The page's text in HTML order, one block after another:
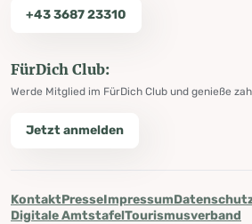
+43 3687 23310
FürDich Club:
Werde Mitglied im FürDich Club und genieße
Jetzt anmelden
KontaktPresseImpressum
Digitale AmtstafelTourismusverband